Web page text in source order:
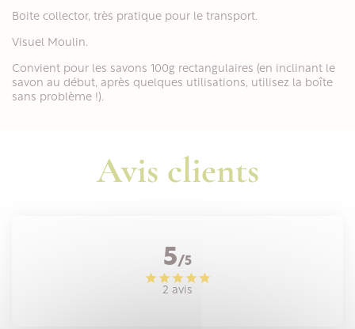
Boite collector, très pratique pour le transport.
Visuel Moulin.
Convient pour les savons 100g rectangulaires (en inclinant le
savon au début, après quelques utilisations, utilisez la boîte
sans problème !).
Avis clients
5/5
2 avis